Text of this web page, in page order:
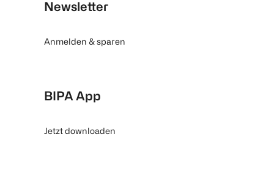
Newsletter
Anmelden & sparen
BIPA App
Jetzt downloaden